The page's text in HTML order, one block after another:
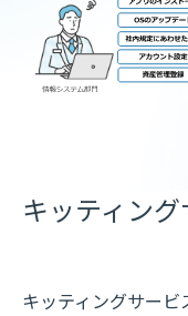
キッティン
キッティングサー